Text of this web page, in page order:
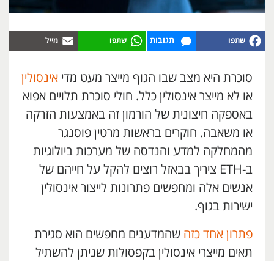
תגובות
סוכרת היא מצב שבו הגוף מייצר מעט מדי אינסולין
או לא מייצר אינסולין כלל. חולי סוכרת תלויים אפוא
באספקה חיצונית של הורמון זה באמצעות הזרקה
או משאבה. חוקרים בראשות מרטין פוסנגר
מהמחלקה למדע והנדסה של מערכות ביולוגיות
ב-ETH ציריך בבאזל רוצים להקל על חייהם של
אנשים אלה ומחפשים פתרונות לייצור אינסולין
ישירות בגוף.
פתרון אחד כזה שהמדענים מחפשים הוא סגירת
תאים מייצרי אינסולין בקפסולות שניתן להשתיל